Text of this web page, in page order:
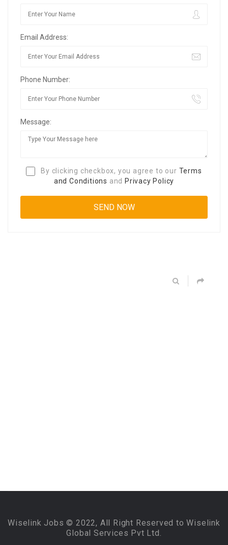
Email Address:
Phone Number:
Message:
By clicking checkbox, you agree to our Terms
and Conditions and Privacy Policy
Wiselink Jobs © 2022, All Right Reserved to Wiselink
Global Services Pvt Ltd.